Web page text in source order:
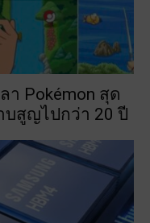
Pokémon สุด
บสูญไปกว่า 20 ปี